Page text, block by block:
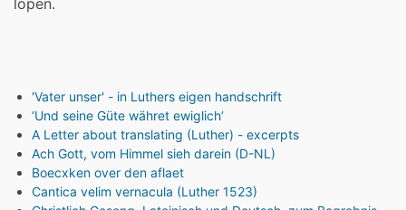
'Vater unser' - in Luthers eigen handschrift
‘Und seine Güte währet ewiglich’
A Letter about translating (Luther) - excerpts
Ach Gott, vom Himmel sieh darein (D-NL)
Boecxken over den aflaet
Cantica velim vernacula (Luther 1523)